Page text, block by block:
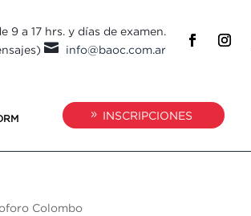
a 17 hrs. y días de examen.
 info@baoc.com.ar
INSCRIPCIONES
Colombo